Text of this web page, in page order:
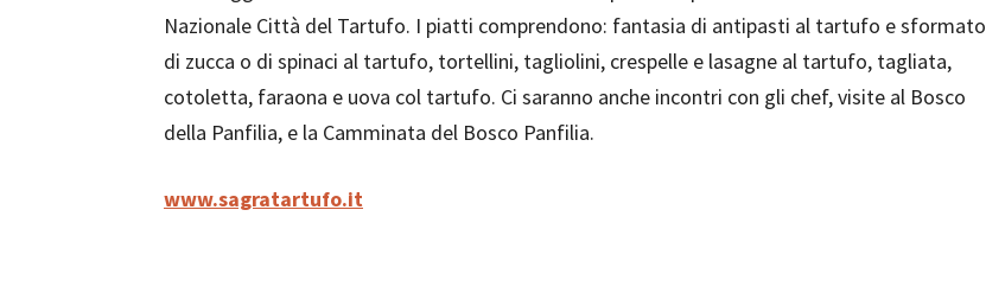
Nazionale Città del Tartufo. I piatti comprendono: fantasia di antipasti al tartufo e sformato
di zucca o di spinaci al tartufo, tortellini, tagliolini, crespelle e lasagne al tartufo, tagliata,
cotoletta, faraona e uova col tartufo. Ci saranno anche incontri con gli chef, visite al Bosco
della Panfilia, e la Camminata del Bosco Panfilia.
www.sagratartufo.it